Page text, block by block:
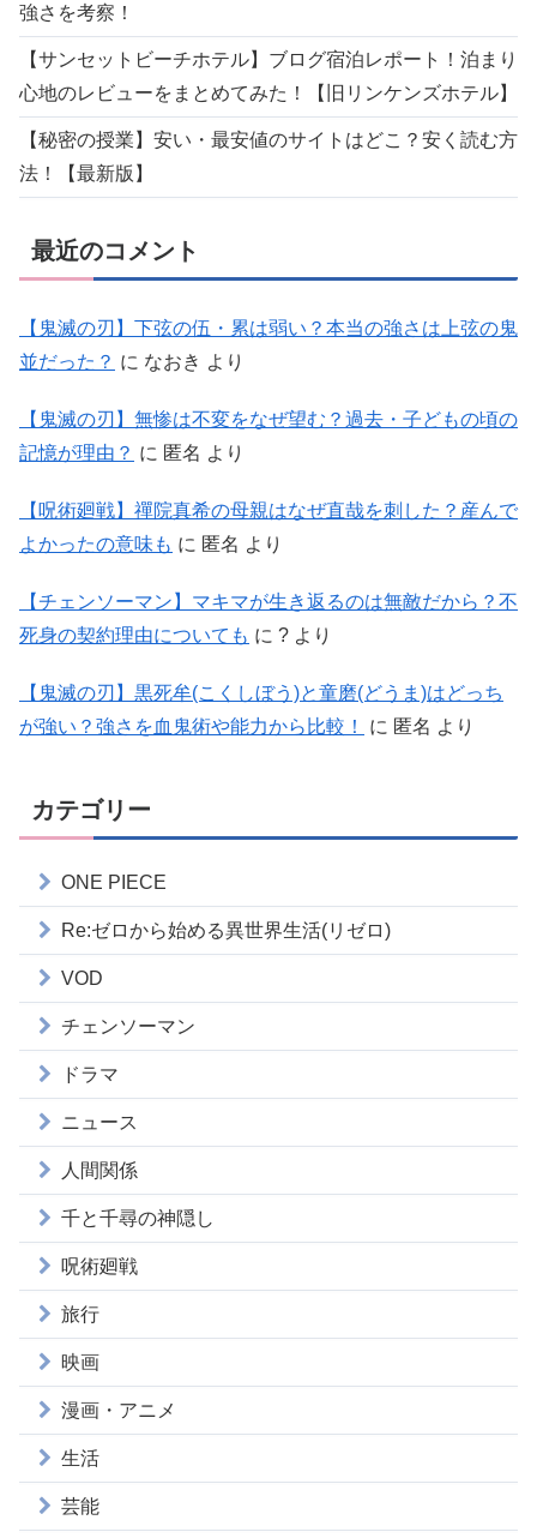
強さを考察！
【サンセットビーチホテル】ブログ宿泊レポート！泊まり
心地のレビューをまとめてみた！【旧リンケンズホテル】
【秘密の授業】安い・最安値のサイトはどこ？安く読む方
法！【最新版】
最近のコメント
【鬼滅の刃】下弦の伍・累は弱い？本当の強さは上弦の鬼
並だった？ に なおき より
【鬼滅の刃】無惨は不変をなぜ望む？過去・子どもの頃の
記憶が理由？ に 匿名 より
【呪術廻戦】禪院真希の母親はなぜ直哉を刺した？産んで
よかったの意味も に 匿名 より
【チェンソーマン】マキマが生き返るのは無敵だから？不
死身の契約理由についても に ? より
【鬼滅の刃】黒死牟(こくしぼう)と童磨(どうま)はどっち
が強い？強さを血鬼術や能力から比較！
に 匿名 より
カテゴリー
ONE PIECE
Re:ゼロから始める異世界生活(リゼロ)
VOD
チェンソーマン
ドラマ
ニュース
人間関係
千と千尋の神隠し
呪術廻戦
旅行
映画
漫画・アニメ
生活
芸能